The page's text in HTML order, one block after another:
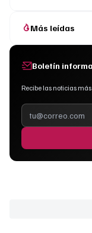
Más leídas
Boletín
Recibe las noticias